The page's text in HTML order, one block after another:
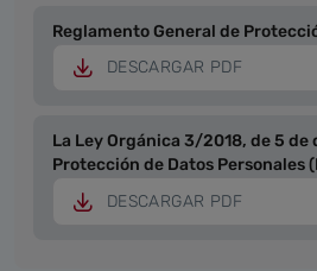
Reglamento General de
DESCARGAR PDF
La Ley Orgánica 3/2018, de 5
Protección de Datos Personales
DESCARGAR PDF